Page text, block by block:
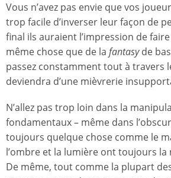
Vous n’avez pas envie que vos
trop facile d’inverser leur façon de
final ils auraient l’impression de
même chose que de la fantasyde
passez constamment tout à travers
deviendra d’une mièvrerie
N’allez pas trop loin dans la
fondamentaux – même dans
toujours quelque chose comme le
l’ombre et la lumière ont toujours la
De même, tout comme la plupart